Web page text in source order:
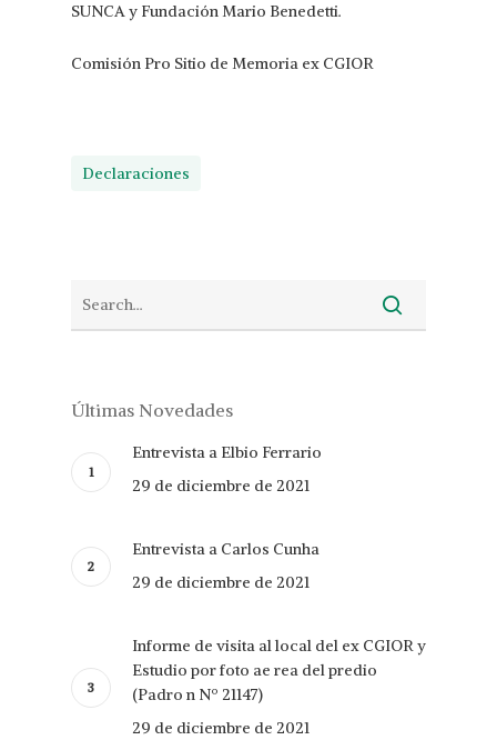
SUNCA y Fundación Mario Benedetti.
Comisión Pro Sitio de Memoria ex CGIOR​
Declaraciones
Últimas Novedades
Entrevista a Elbio Ferrario
29 de diciembre de 2021
Entrevista a Carlos Cunha
29 de diciembre de 2021
Informe de visita al local del ex CGIOR y
Estudio por foto ae rea del predio
(Padro n Nº 21147)
29 de diciembre de 2021